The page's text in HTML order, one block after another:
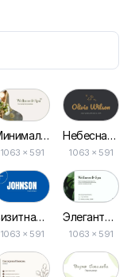
Минималистская Визитная Карточка Спа
1063 × 591
Визитная Карточка Графического Дизайнера
1063 × 591
Небесная Абстрактная Эстетика Визитной Карточки
1063 × 591
Элегантная Визитка с Изображениями Из Салона Красоты
1063 × 591